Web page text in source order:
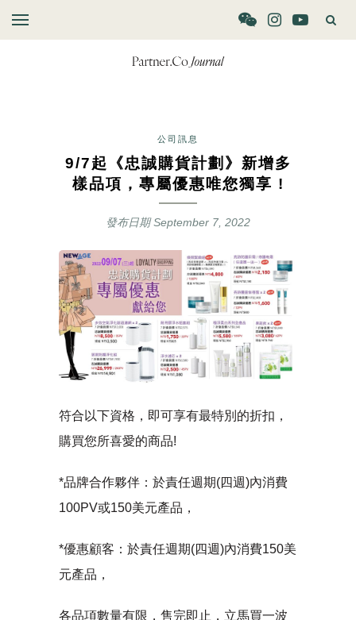
公司訊息
9/7起《忠誠購貨計劃》新增多
樣品項，專屬優惠唯您獨享 !
發布日期September 7, 2022
符合以下資格，即可享有最特別的折扣，
購買您所喜愛的商品!
*品牌合作夥伴：於責任週期(四週)內消費
100PV或150美元產品，
*優惠顧客：於責任週期(四週)內消費150美
元產品，
各品項數量有限，售完即止，立馬買一波